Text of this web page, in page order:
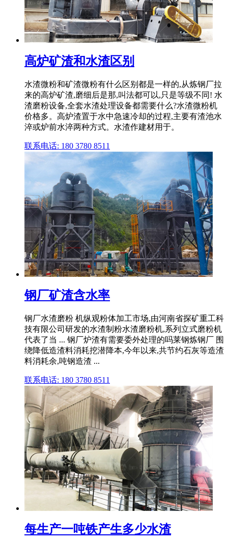
高炉矿渣和水渣区别
水渣微粉和矿渣微粉有什么区别都是一样的,从炼钢厂拉
来的高炉矿渣,磨细后是那,叫法都可以,只是等级不同! 水
渣磨粉设备,全套水渣处理设备都需要什么?水渣微粉机
价格多。高炉渣置于水中急速冷却的过程,主要有渣池水
淬或炉前水淬两种方式。水渣作建材用于。
联系电话: 180 3780 8511
钢厂矿渣含水率
钢厂水渣磨粉 机纵观粉体加工市场,由河南省探矿重工科
技有限公司研发的水渣制粉水渣磨粉机,系列立式磨粉机
代表了当 ... 钢厂炉渣有需要委外处理的吗莱钢炼钢厂 围
绕降低造渣料消耗挖潜降本,今年以来,共节约石灰等造渣
料消耗余,吨钢造渣 ...
联系电话: 180 3780 8511
每生产一吨铁产生多少水渣